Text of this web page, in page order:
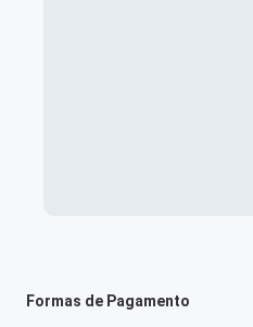
Formas de Pagamento